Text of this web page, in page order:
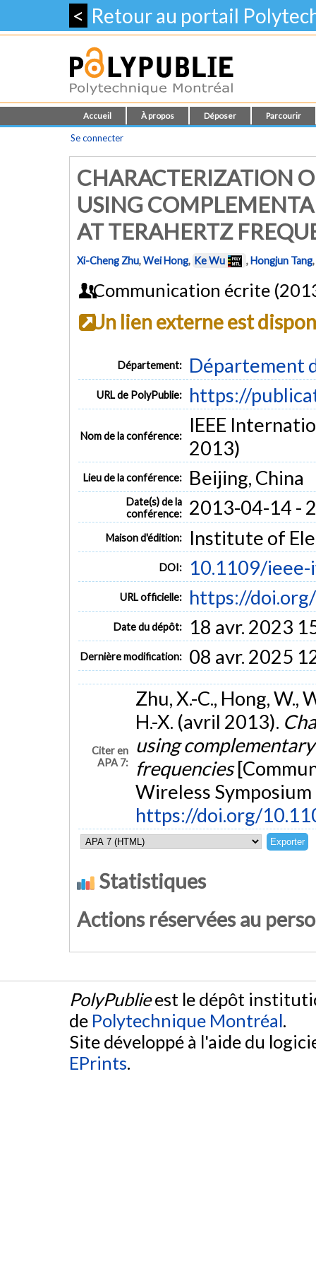
< Retour au portail
Accueil À propos Déposer Parcourir
Se connecter
CHARACTERIZATION
USING
AT TERAHERTZ
Xi-Cheng Zhu,Wei Hong, Ke Wu ,Hongjun Tang,
Communication écrite
Un lien externe est
Département: Département
URL de PolyPublie: https://
Nom de la conférence:
IEEE
2013)
Lieu de la conférence: Beijing, China
Date(s) de la
conférence:
2013-04-14 -
Maison d'édition: Institute of
DOI: 10.1109/
URL officielle: https://
Date du dépôt: 18 avr. 2023
Dernière modification: 08 avr. 2025
Citer en
APA 7:
Zhu, X.-C., Hong, W.,
H.-X. (avril 2013).
using
frequencies
Wireless
https://doi.org/
Statistiques
Actions réservées au
PolyPublieest le dépôt
de Polytechnique Montréal.
Site développé à l'aide du
EPrints.